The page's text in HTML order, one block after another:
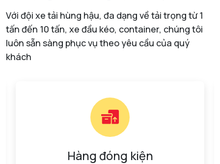
Với đội xe tải hùng hậu, đa dạng về tải trọng từ 1
tấn đến 10 tấn, xe đầu kéo, container, chúng tôi
luôn sẵn sàng phục vụ theo yêu cầu của quý
khách
Hàng đóng kiện